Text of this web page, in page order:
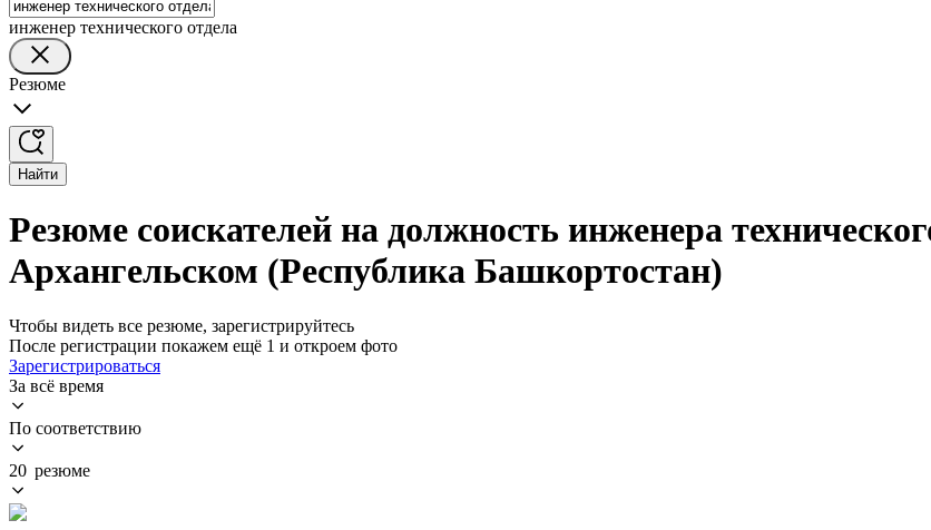
инженер технического отдела
Резюме
Найти
Резюме соискателей на должность инженера
Архангельском (Республика Башкортостан)
Чтобы видеть все резюме, зарегистрируйтесь
После регистрации покажем ещё 1 и откроем фото
Зарегистрироваться
За всё время
По соответствию
20 резюме